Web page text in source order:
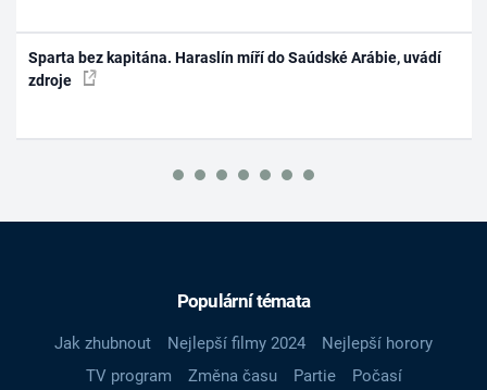
Sparta bez kapitána. Haraslín míří do Saúdské Arábie, uvádí
zdroje
Populární témata
Jak zhubnout Nejlepší filmy 2024
Nejlepší horory
TV program
Změna času Partie
Počasí